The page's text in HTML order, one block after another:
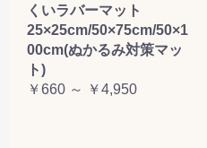
くいラバーマット
25×25cm/50×75cm/50×1
00cm(ぬかるみ対策マッ
ト)
￥660 ～ ￥4,950